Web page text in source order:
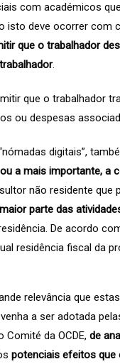
com académicos
isto deve ocorrer com
que o trabalhador
.
que o trabalhador
ou despesas
digitais”,
a mais importante, a
não residente que
parte das
De acordo
residência fiscal da
relevância que
a ser adotada
da OCDE, de
potenciais efeitos que